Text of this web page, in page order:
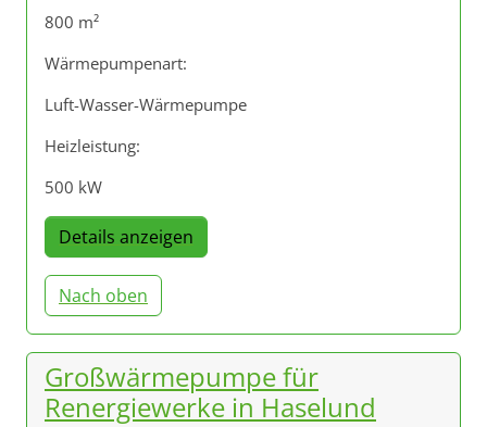
800 m²
Wärmepumpenart:
Luft-Wasser-Wärmepumpe
Heizleistung:
500 kW
Details anzeigen
Nach oben
Großwärmepumpe für
Renergiewerke in Haselund